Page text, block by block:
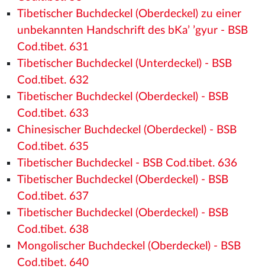
Tibetischer Buchdeckel (Oberdeckel) zu einer
unbekannten Handschrift des bKa’ ’gyur - BSB
Cod.tibet. 631
Tibetischer Buchdeckel (Unterdeckel) - BSB
Cod.tibet. 632
Tibetischer Buchdeckel (Oberdeckel) - BSB
Cod.tibet. 633
Chinesischer Buchdeckel (Oberdeckel) - BSB
Cod.tibet. 635
Tibetischer Buchdeckel - BSB Cod.tibet. 636
Tibetischer Buchdeckel (Oberdeckel) - BSB
Cod.tibet. 637
Tibetischer Buchdeckel (Oberdeckel) - BSB
Cod.tibet. 638
Mongolischer Buchdeckel (Oberdeckel) - BSB
Cod.tibet. 640